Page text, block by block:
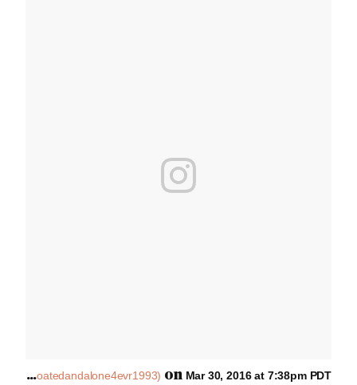
A
post shared by Molly Soda (@bloatedandalone4evr1993) on Mar 30, 2016 at 7:38pm PDT